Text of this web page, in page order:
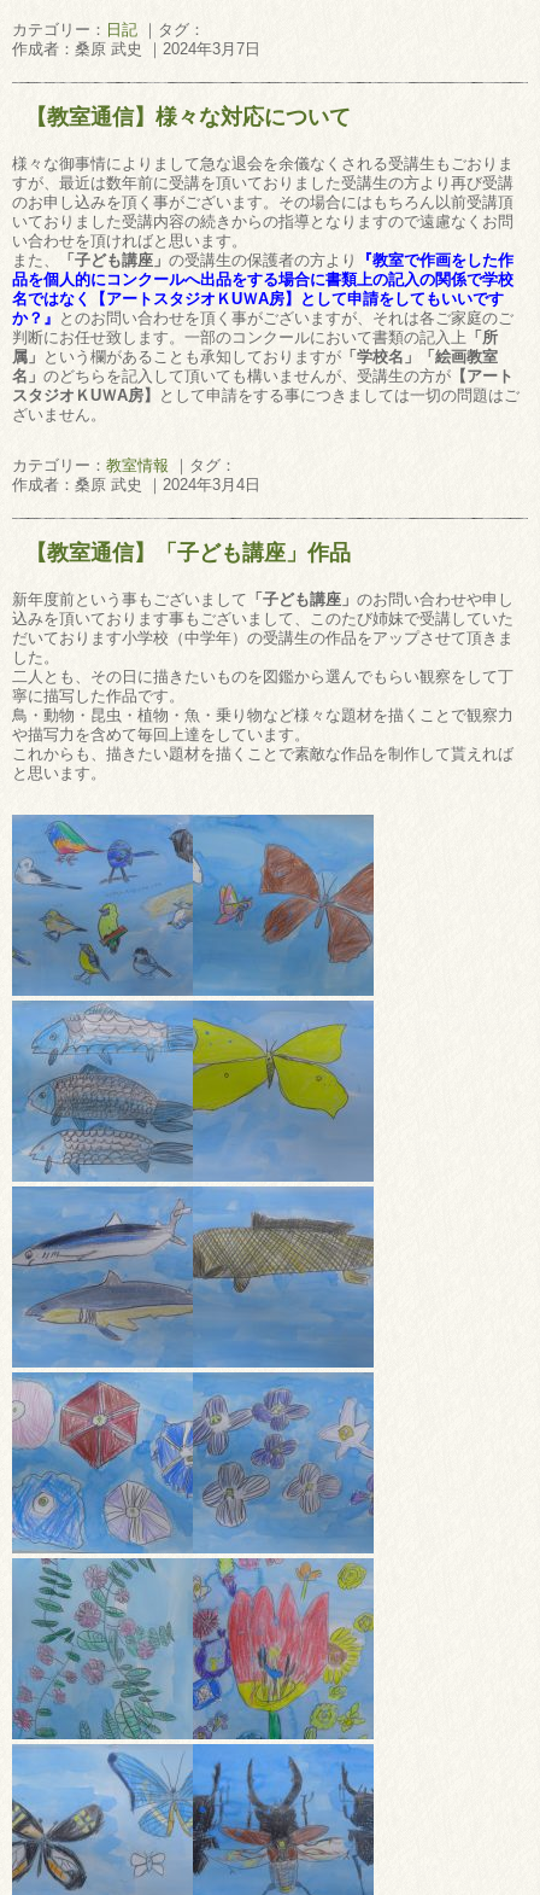
カテゴリー： 日記 ｜タグ：
作成者：桑原 武史 ｜2024年3月7日
【教室通信】様々な対応について
様々な御事情によりまして急な退会を余儀なくされる受講生もごおりま
すが、最近は数年前に受講を頂いておりました受講生の方より再び受講
のお申し込みを頂く事がございます。その場合にはもちろん以前受講頂
いておりました受講内容の続きからの指導となりますので遠慮なくお問
い合わせを頂ければと思います。
また、
「子ども講座」 の受講生の保護者の方より
『教室で作画をした作
品を個人的にコンクールへ出品をする場合に書類上の記入の関係で学校
名ではなく【アートスタジオＫUＷA房】として申請をしてもいいです
か？』 とのお問い合わせを頂く事がございますが、それは各ご家庭のご
判断にお任せ致します。一部のコンクールにおいて書類の記入上 「所
属」 という欄があることも承知しておりますが 「学校名」「絵画教室
名」 のどちらを記入して頂いても構いませんが、受講生の方が 【アート
スタジオＫUＷA房】
として申請をする事につきましては一切の問題はご
ざいません。
カテゴリー： 教室情報 ｜タグ：
作成者：桑原 武史 ｜2024年3月4日
【教室通信】「子ども講座」作品
新年度前という事もございまして 「子ども講座」 のお問い合わせや申し
込みを頂いております事もございまして、このたび姉妹で受講していた
だいております小学校（中学年）の受講生の作品をアップさせて頂きま
した。
二人とも、その日に描きたいものを図鑑から選んでもらい観察をして丁
寧に描写した作品です。
鳥・動物・昆虫・植物・魚・乗り物など様々な題材を描くことで観察力
や描写力を含めて毎回上達をしています。
これからも、描きたい題材を描くことで素敵な作品を制作して貰えれば
と思います。